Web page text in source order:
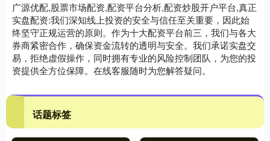
广源优配,股票市场配资,配资平台分析,配资炒股开户平台,真正
实盘配资:我们深知线上投资的安全与信任至关重要，因此始
终坚守正规运营的原则。作为十大配资平台前三，我们与各大
券商紧密合作，确保资金流转的透明与安全。我们承诺实盘交
易，拒绝虚假操作，同时拥有专业的风险控制团队，为您的投
资提供全方位保障。在线客服随时为您解答疑问。
话题标签